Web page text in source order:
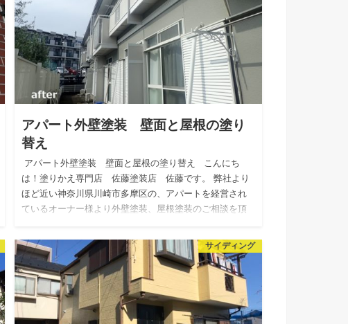
アパート外壁塗装 壁面と屋根の塗り
替え
アパート外壁塗装 壁面と屋根の塗り替え こんにち
は！塗りかえ専門店 佐藤塗装店 佐藤です。 弊社より
ほど近い神奈川県川崎市多摩区の、アパートを経営され
ているオーナー様より外壁塗装、屋根塗装のご相談を頂
サイディング